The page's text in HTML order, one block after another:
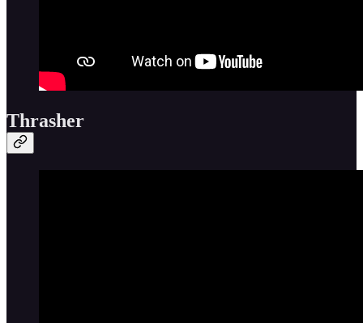
Thrasher